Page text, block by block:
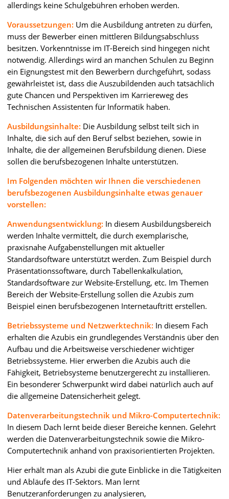
allerdings keine Schulgebühren erhoben werden.
Voraussetzungen: Um die Ausbildung antreten zu dürfen,
muss der Bewerber einen mittleren Bildungsabschluss
besitzen. Vorkenntnisse im IT-Bereich sind hingegen nicht
notwendig. Allerdings wird an manchen Schulen zu Beginn
ein Eignungstest mit den Bewerbern durchgeführt, sodass
gewährleistet ist, dass die Auszubildenden auch tatsächlich
gute Chancen und Perspektiven im Karriereweg des
Technischen Assistenten für Informatik haben.
Ausbildungsinhalte: Die Ausbildung selbst teilt sich in
Inhalte, die sich auf den Beruf selbst beziehen, sowie in
Inhalte, die der allgemeinen Berufsbildung dienen. Diese
sollen die berufsbezogenen Inhalte unterstützen.
Im Folgenden möchten wir Ihnen die verschiedenen
berufsbezogenen Ausbildungsinhalte etwas genauer
vorstellen:
Anwendungsentwicklung: In diesem Ausbildungsbereich
werden Inhalte vermittelt, die durch exemplarische,
praxisnahe Aufgabenstellungen mit aktueller
Standardsoftware unterstützt werden. Zum Beispiel durch
Präsentationssoftware, durch Tabellenkalkulation,
Standardsoftware zur Website-Erstellung, etc. Im Themen
Bereich der Website-Erstellung sollen die Azubis zum
Beispiel einen berufsbezogenen Internetauftritt erstellen.
Betriebssysteme und Netzwerktechnik: In diesem Fach
erhalten die Azubis ein grundlegendes Verständnis über den
Aufbau und die Arbeitsweise verschiedener wichtiger
Betriebssysteme. Hier erwerben die Azubis auch die
Fähigkeit, Betriebsysteme benutzergerecht zu installieren.
Ein besonderer Schwerpunkt wird dabei natürlich auch auf
die allgemeine Datensicherheit gelegt.
Datenverarbeitungstechnik und Mikro-Computertechnik:
In diesem Dach lernt beide dieser Bereiche kennen. Gelehrt
werden die Datenverarbeitungstechnik sowie die Mikro-
Computertechnik anhand von praxisorientierten Projekten.
Hier erhält man als Azubi die gute Einblicke in die Tätigkeiten
und Abläufe des IT-Sektors. Man lernt
Benutzeranforderungen zu analysieren,